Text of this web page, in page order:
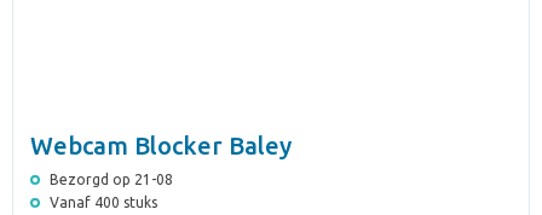
Webcam Blocker Baley
Bezorgd op 21-08
Vanaf 400 stuks